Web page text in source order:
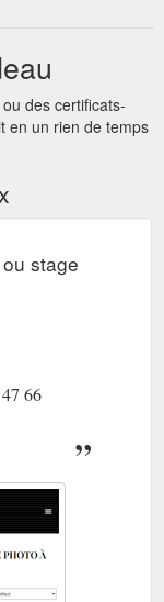
des certificats-
en un rien de temps
stage
66